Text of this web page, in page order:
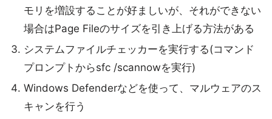
モリを増設することが好ましいが、それができない
場合はPage Fileのサイズを引き上げる方法がある
システムファイルチェッカーを実行する(コマンド
プロンプトからsfc /scannowを実行)
Windows Defenderなどを使って、マルウェアのス
キャンを行う